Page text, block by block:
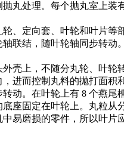
丸处理。每个抛丸室上
、定向套、叶轮和叶片等
联结，随叶轮轴同步转
壳上，不随分丸轮、叶
进而控制丸料的抛打面
动。在叶轮上有 8 个燕
座固定在叶轮上。丸粒
易磨损的零件，所以叶片